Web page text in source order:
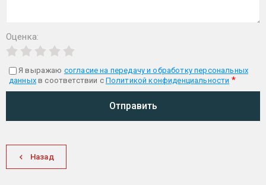
Оценка:
Я выражаю согласие на передачу и обработку персональных
данныхв соответствии с Политикой конфиденциальности *
Отправить
Назад